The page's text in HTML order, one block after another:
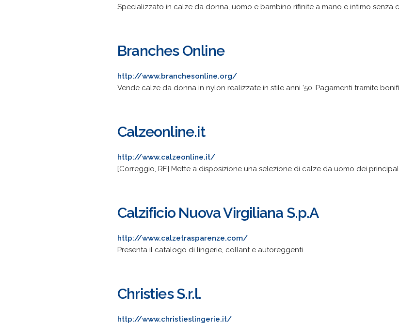
Specializzato in calze da donna, uomo e bambino rifinite a mano e intimo senza
Branches Online
http://www.branchesonline.org/
Vende calze da donna in nylon realizzate in stile anni '50. Pagamenti tramite
Calzeonline.it
http://www.calzeonline.it/
[Correggio, RE] Mette a disposizione una selezione di calze da uomo dei
Calzificio Nuova Virgiliana S.p.A
http://www.calzetrasparenze.com/
Presenta il catalogo di lingerie, collant e autoreggenti.
Christies S.r.l.
http://www.christieslingerie.it/